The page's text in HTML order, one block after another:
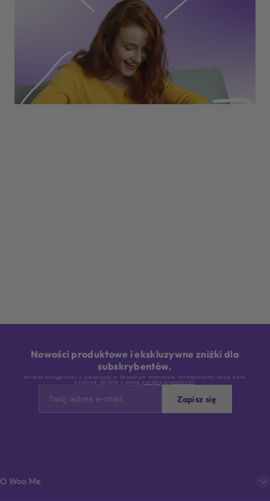
Nowości produktowe i ekskluzywne zniżki dla
subskrybentów.
Możesz zrezygnować z subskrypcji w dowolnym momencie. Przetwarzamy Twoje dane
osobowe zgodnie z naszą polityką prywatności .
Zapisz się
O Woo Me